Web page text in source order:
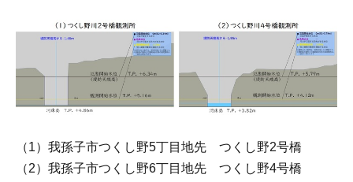
（1）我孫子市つくし野5丁目地先 つくし野2号橋
（2）我孫子市つくし野6丁目地先 つくし野4号橋